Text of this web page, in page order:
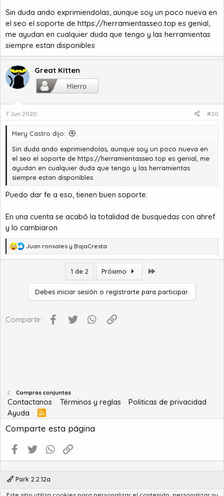
Sin duda ando exprimiendolas, aunque soy un poco nueva en
el seo el soporte de https://herramientasseo.top es genial,
me ayudan en cualquier duda que tengo y las herramientas
siempre estan disponibles
Great Kitten
7 Jun 2020 #20
Mery Castro dijo:
Sin duda ando exprimiendolas, aunque soy un poco nueva en
el seo el soporte de https://herramientasseo.top es genial, me
ayudan en cualquier duda que tengo y las herramientas
siempre estan disponibles
Puedo dar fe a eso, tienen buen soporte.
En una cuenta se acabó la totalidad de busquedas con ahref
y lo cambiaron
R
e
o
e
Juan ronsales y BajaCresta
1 de 2 Próximo
Debes iniciar sesión o registrarte para participar.
Compartir: Facebook
Twitter WhatsApp
Compras conjuntas
Contactanos Términos y reglas
Politicas de privacidad
Ayuda
R
S
S
Comparte esta página
Facebook
Twitter WhatsApp
Park 2.2.12a